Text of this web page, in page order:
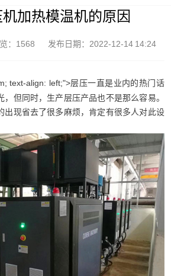
加热模温机的原因
：1568 发布日期：2022-12-14 14:24
text-align: left;">层压一直是业内的热门话
但同时，生产层压产品也不是那么容易。
出现省去了很多麻烦，肯定有很多人对此设